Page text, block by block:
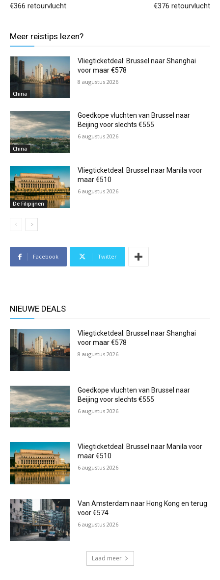
€366 retourvlucht
€376 retourvlucht
Meer reistips lezen?
China
Vliegticketdeal: Brussel naar Shanghai
voor maar €578
8 augustus 2026
China
Goedkope vluchten van Brussel naar
Beijing voor slechts €555
6 augustus 2026
De Filipijnen
Vliegticketdeal: Brussel naar Manila voor
maar €510
6 augustus 2026
Facebook Twitter
NIEUWE DEALS
Vliegticketdeal: Brussel naar Shanghai
voor maar €578
8 augustus 2026
Goedkope vluchten van Brussel naar
Beijing voor slechts €555
6 augustus 2026
Vliegticketdeal: Brussel naar Manila voor
maar €510
6 augustus 2026
Van Amsterdam naar Hong Kong en terug
voor €574
6 augustus 2026
Laad meer